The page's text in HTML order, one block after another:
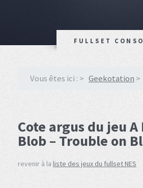
FULLSET
Vous êtes ici : Geekotation
Cote argus du jeu A
Blob – Trouble on
revenir à la liste des jeux du fullset NES